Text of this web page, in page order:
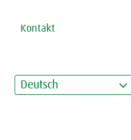
Kontakt
Deutsch